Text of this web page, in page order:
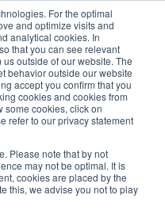
For the optimal
and optimize visits and
analytical cookies. In
that you can see relevant
outside of our website. The
behavior outside our website
accept you confirm that you
cookies and cookies from
some cookies, click on
refer to our privacy statement
Please note that by not
may not be optimal. It is
cookies are placed by the
this, we advise you not to play
en duurder. Weet
is en wat je